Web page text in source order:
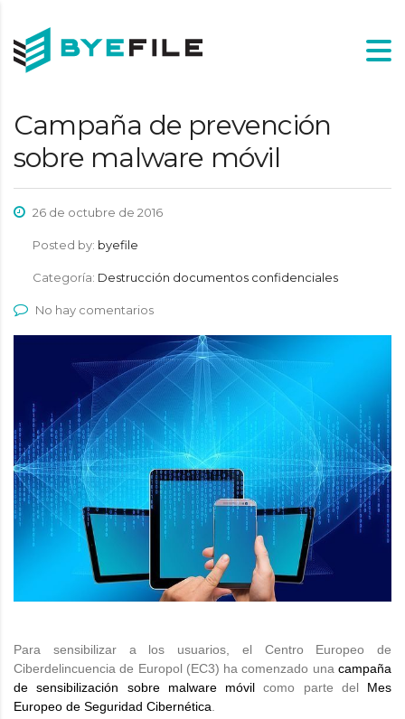
Campaña de prevención
sobre malware móvil
26 de octubre de 2016
Posted by: byefile
Categoría: Destrucción documentos confidenciales
No hay comentarios
Para sensibilizar a los usuarios, el Centro Europeo de
Ciberdelincuencia de Europol (EC3) ha comenzado una campaña
de sensibilización sobre malware móvil como parte del Mes
Europeo de Seguridad Cibernética